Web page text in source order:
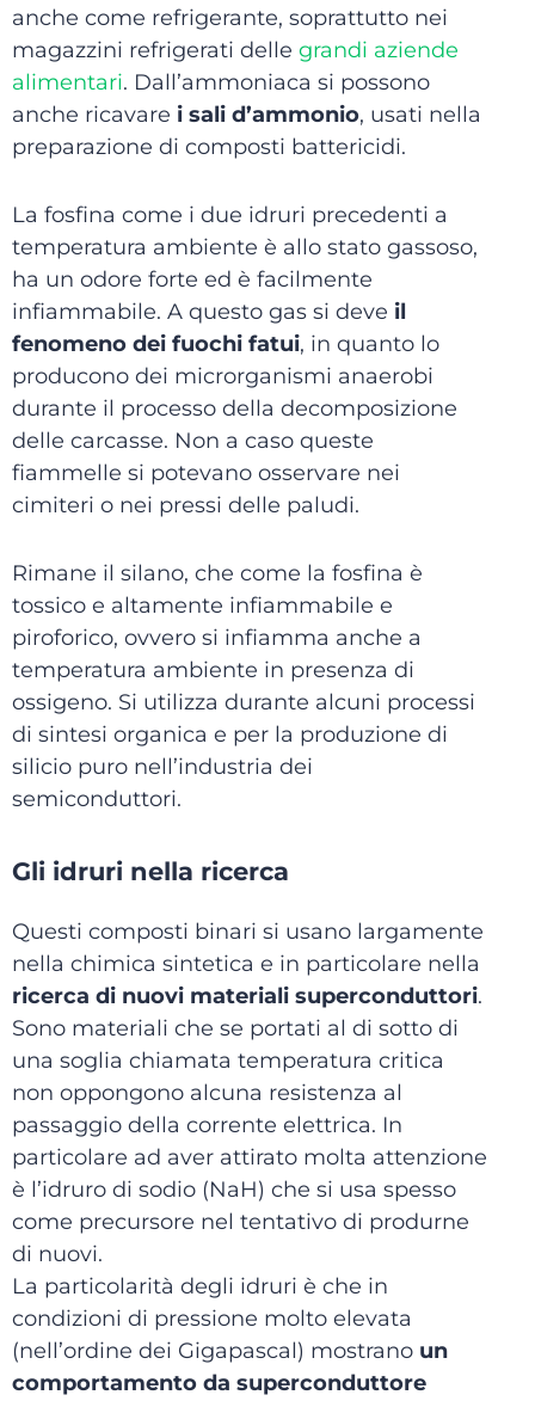
anche come refrigerante, soprattutto nei
magazzini refrigerati delle grandi aziende
alimentari. Dall’ammoniaca si possono
anche ricavare i sali d’ammonio, usati nella
preparazione di composti battericidi.
La fosfina come i due idruri precedenti a
temperatura ambiente è allo stato gassoso,
ha un odore forte ed è facilmente
infiammabile. A questo gas si deve il
fenomeno dei fuochi fatui, in quanto lo
producono dei microrganismi anaerobi
durante il processo della decomposizione
delle carcasse. Non a caso queste
fiammelle si potevano osservare nei
cimiteri o nei pressi delle paludi.
Rimane il silano, che come la fosfina è
tossico e altamente infiammabile e
piroforico, ovvero si infiamma anche a
temperatura ambiente in presenza di
ossigeno. Si utilizza durante alcuni processi
di sintesi organica e per la produzione di
silicio puro nell’industria dei
semiconduttori.
Gli idruri nella ricerca
Questi composti binari si usano largamente
nella chimica sintetica e in particolare nella
ricerca di nuovi materiali superconduttori.
Sono materiali che se portati al di sotto di
una soglia chiamata temperatura critica
non oppongono alcuna resistenza al
passaggio della corrente elettrica. In
particolare ad aver attirato molta attenzione
è l’idruro di sodio (NaH) che si usa spesso
come precursore nel tentativo di produrne
di nuovi.
La particolarità degli idruri è che in
condizioni di pressione molto elevata
(nell’ordine dei Gigapascal) mostrano un
comportamento da superconduttore